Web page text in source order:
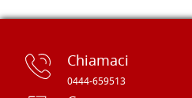
Chiamaci
0444-659513